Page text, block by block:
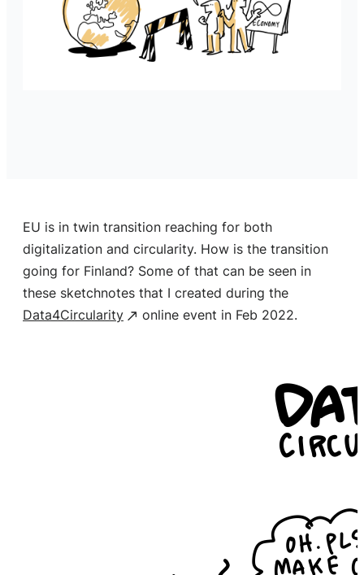
EU is in twin transition reaching for both
digitalization and circularity. How is the transition
going for Finland? Some of that can be seen in
these sketchnotes that I created during the
Data4Circularity
online event in Feb 2022.